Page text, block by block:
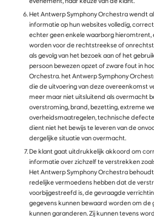
Het Antwerp Symphony Orchestra wendt
informatie op hun websites volledig,
echter geen enkele waarborg hieromtrent,
worden voor de rechtstreekse of
als gevolg van het bezoek aan of het
persoon bewezen opzet of zware fout in
Orchestra. het Antwerp Symphony
die de uitvoering van deze overeenkomst
meer maar niet uitsluitend als overmacht
overstroming, brand, bezetting, extreme
overheidsmaatregelen, technische
dient niet het bewijs te leveren van de
dergelijke situatie van overmacht.
De klant gaat uitdrukkelijk akkoord om
informatie over zichzelf te verstrekken
Het Antwerp Symphony Orchestra
redelijke vermoedens hebben dat de
voorbijgestreefd is, de gevraagde
gegevens kunnen bewaard worden om
kunnen garanderen. Zij kunnen tevens